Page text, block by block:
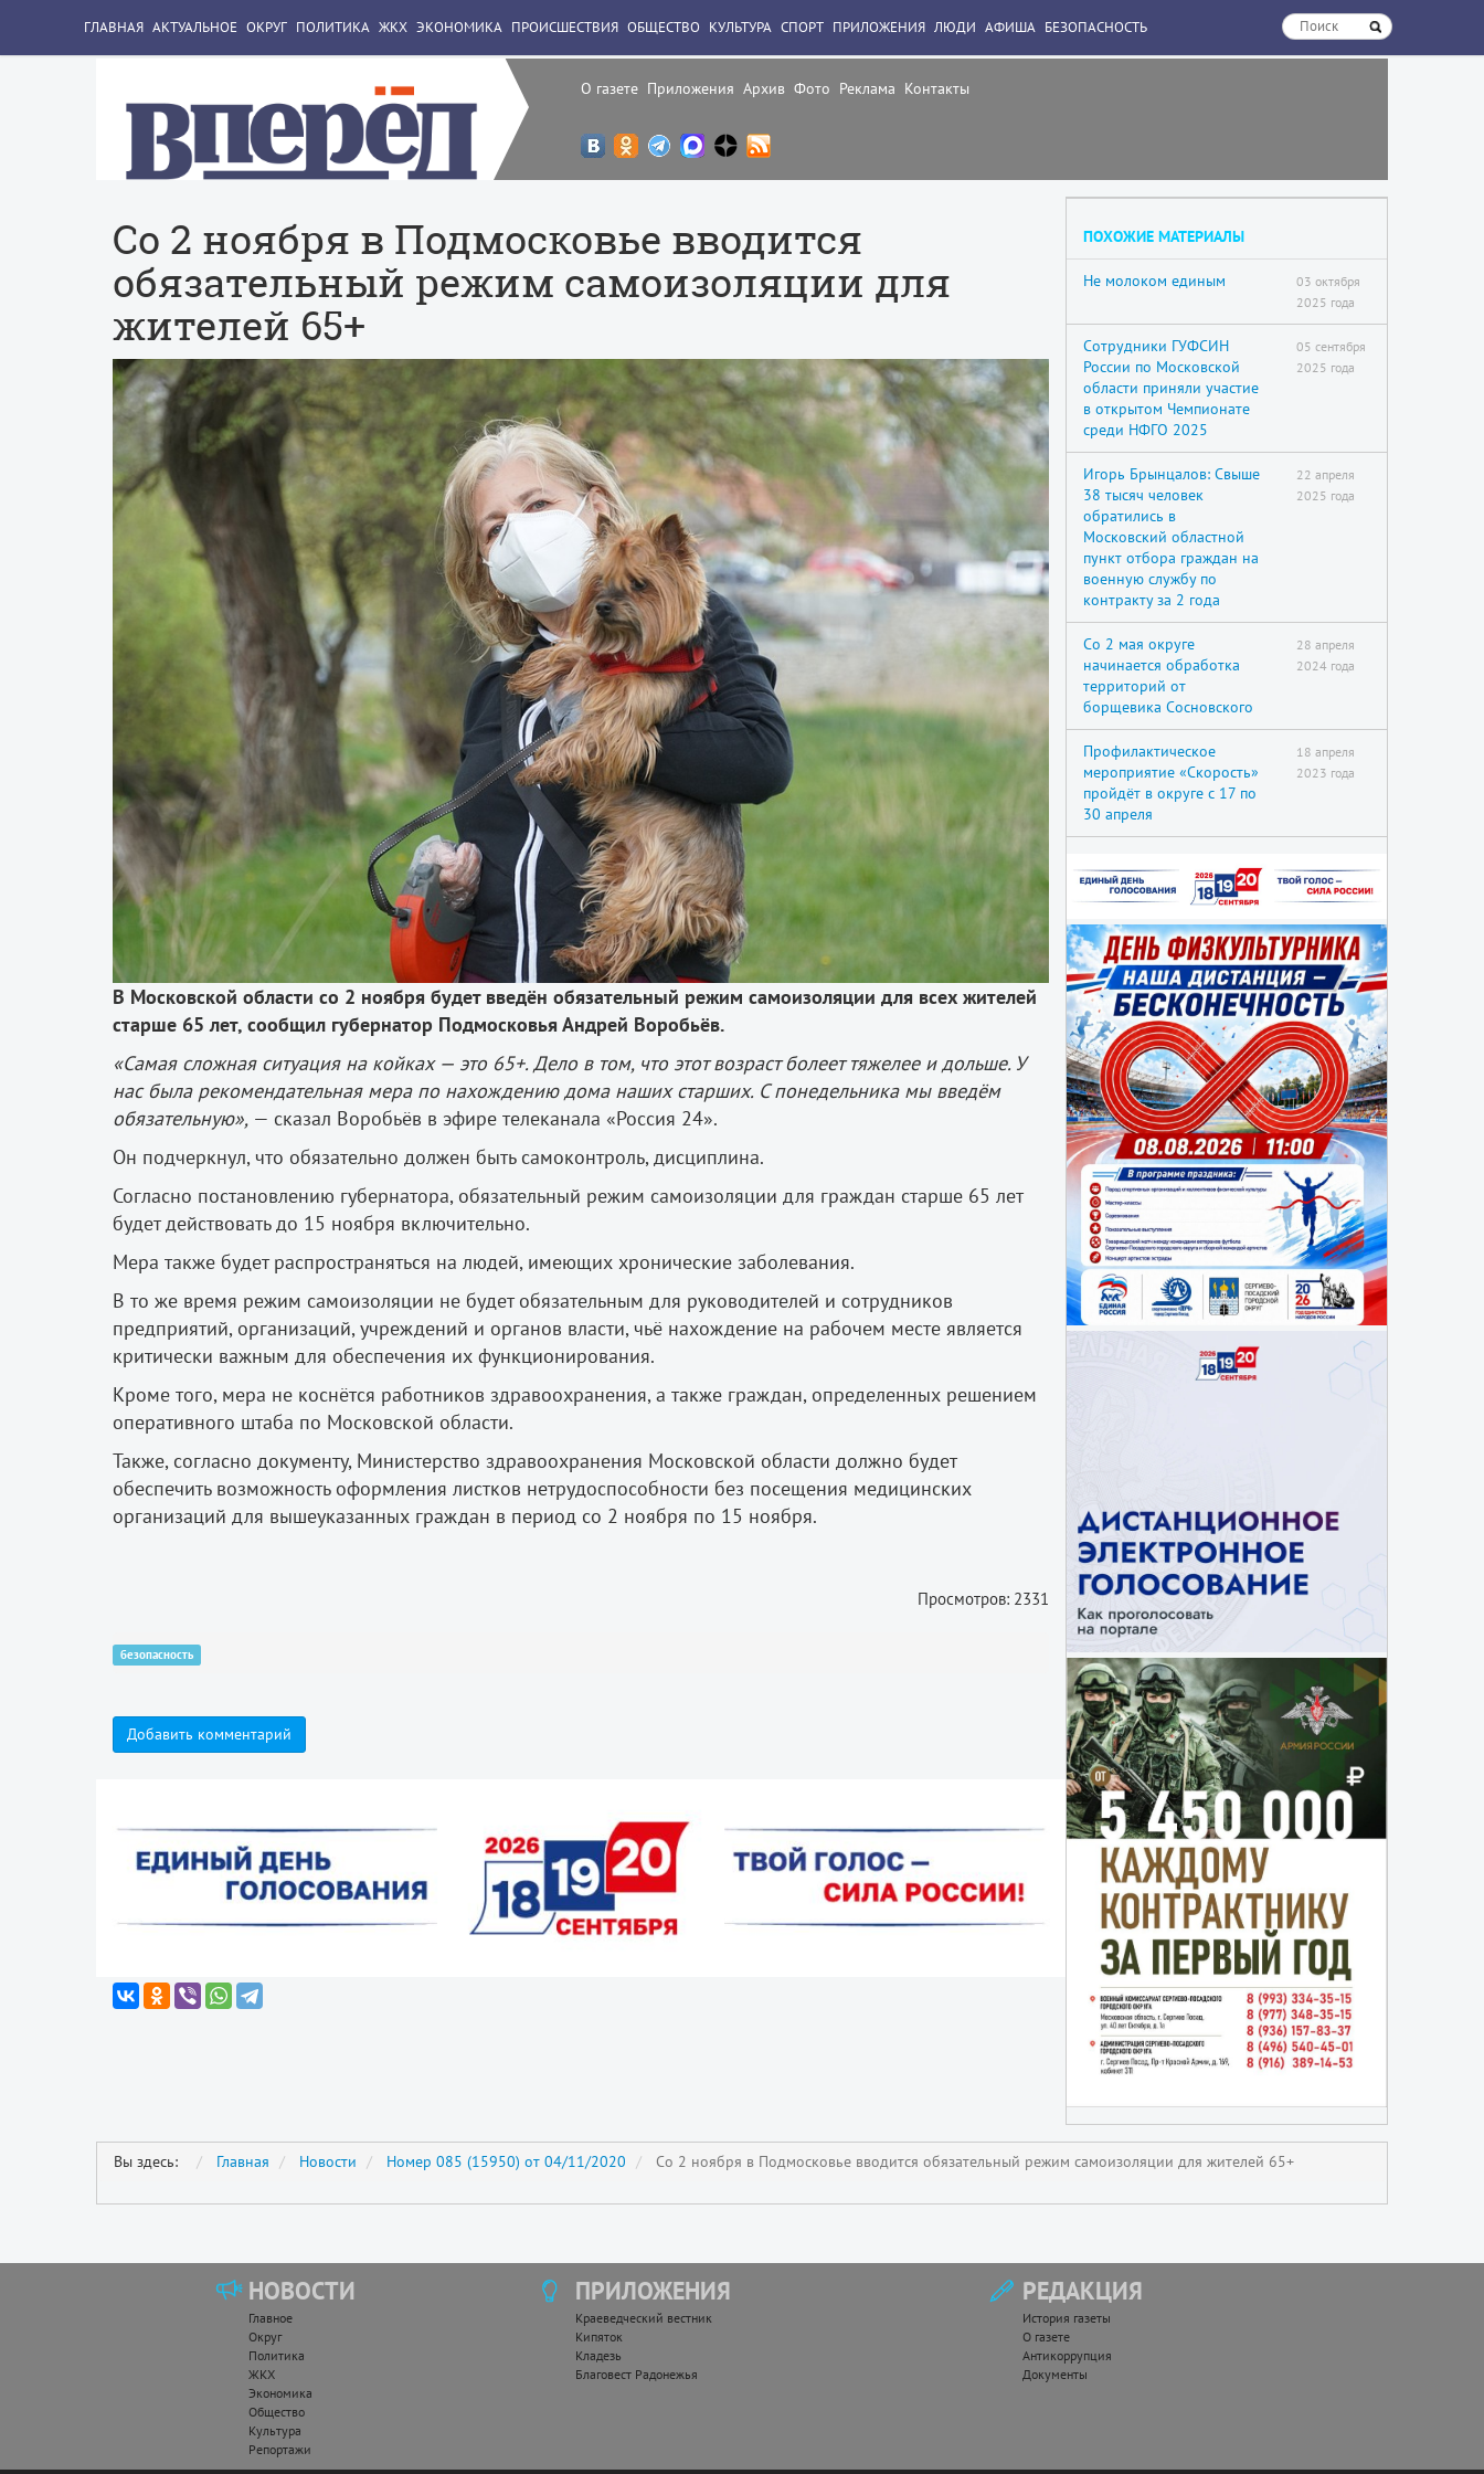
О газете Приложения Архив Фото Реклама Контакты
ГЛАВНАЯ АКТУАЛЬНОЕ ОКРУГ ПОЛИТИКА ЖКХ ЭКОНОМИКА ПРОИСШЕСТВИЯ ОБЩЕСТВО КУЛЬТУРА СПОРТ ПРИЛОЖЕНИЯ ЛЮДИ АФИША БЕЗОПАСНОСТЬ
Со 2 ноября в Подмосковье вводится
обязательный режим самоизоляции для
жителей 65+
В Московской области со 2 ноября будет введён обязательный режим самоизоляции для всех жителей
старше 65 лет, сообщил губернатор Подмосковья Андрей Воробьёв.
«Самая сложная ситуация на койках — это 65+. Дело в том, что этот возраст болеет тяжелее и дольше. У
нас была рекомендательная мера по нахождению дома наших старших. С понедельника мы введём
обязательную», — сказал Воробьёв в эфире телеканала «Россия 24».
Он подчеркнул, что обязательно должен быть самоконтроль, дисциплина.
Согласно постановлению губернатора, обязательный режим самоизоляции для граждан старше 65 лет
будет действовать до 15 ноября включительно.
Мера также будет распространяться на людей, имеющих хронические заболевания.
В то же время режим самоизоляции не будет обязательным для руководителей и сотрудников
предприятий, организаций, учреждений и органов власти, чьё нахождение на рабочем месте является
критически важным для обеспечения их функционирования.
Кроме того, мера не коснётся работников здравоохранения, а также граждан, определенных решением
оперативного штаба по Московской области.
Также, согласно документу, Министерство здравоохранения Московской области должно будет
обеспечить возможность оформления листков нетрудоспособности без посещения медицинских
организаций для вышеуказанных граждан в период со 2 ноября по 15 ноября.
Просмотров: 2331
безопасность
Добавить комментарий
ПОХОЖИЕ МАТЕРИАЛЫ
Не молоком единым
03 октября
2025 года
Сотрудники ГУФСИН
России по Московской
области приняли участие
в открытом Чемпионате
среди НФГО 2025
05 сентября
2025 года
Игорь Брынцалов: Свыше
38 тысяч человек
обратились в
Московский областной
пункт отбора граждан на
военную службу по
контракту за 2 года
22 апреля
2025 года
Со 2 мая округе
начинается обработка
территорий от
борщевика Сосновского
28 апреля
2024 года
Профилактическое
мероприятие «Скорость»
пройдёт в округе с 17 по
30 апреля
18 апреля
2023 года
Вы здесь: Главная Новости Номер 085 (15950) от 04/11/2020 Со 2 ноября в Подмосковье вводится обязательный режим самоизоляции для жителей 65+
НОВОСТИ
Главное
Округ
Политика
ЖКХ
Экономика
Общество
Культура
Репортажи
ПРИЛОЖЕНИЯ
Краеведческий вестник
Кипяток
Кладезь
Благовест Радонежья
РЕДАКЦИЯ
История газеты
О газете
Антикоррупция
Документы